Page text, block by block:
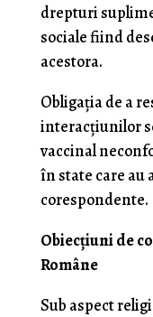
drepturi
sociale fiind
acestora.
Obligaţia de a
interacţiunilor
vaccinal
în state care au
corespondente.
Obiecţiuni de
Române
Sub aspect